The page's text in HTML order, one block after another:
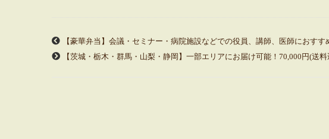
【豪華弁当】会議・セミナー・病院施設などでの役員、講師、医師におすす
【茨城・栃木・群馬・山梨・静岡】一部エリアにお届け可能！70,000円(送